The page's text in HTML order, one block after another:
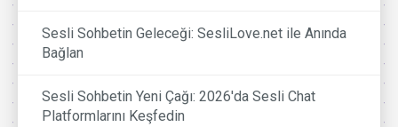
Sesli Sohbetin Geleceği: SesliLove.net ile Anında
Bağlan
Sesli Sohbetin Yeni Çağı: 2026'da Sesli Chat
Platformlarını Keşfedin